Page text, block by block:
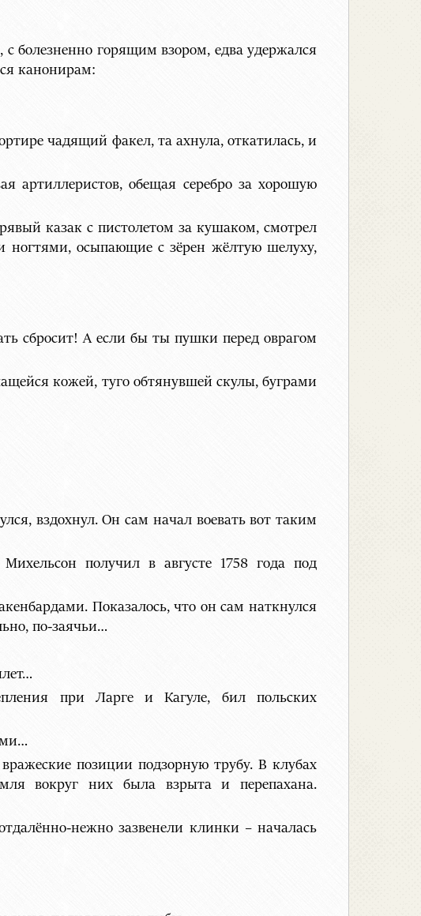
болезненно горящим взором, едва удержался
канонирам:
чадящий факел, та ахнула, откатилась, и
артиллеристов, обещая серебро за хорошую
казак с пистолетом за кушаком, смотрел
ногтями, осыпающие с зёрен жёлтую шелуху,
сбросит! А если бы ты пушки перед оврагом
кожей, туго обтянувшей скулы, буграми
вздохнул. Он сам начал воевать вот таким
получил в августе 1758 года под
Показалось, что он сам наткнулся
по-заячьи…
при Ларге и Кагуле, бил польских
позиции подзорную трубу. В клубах
вокруг них была взрыта и перепахана.
нежно зазвенели клинки – началась